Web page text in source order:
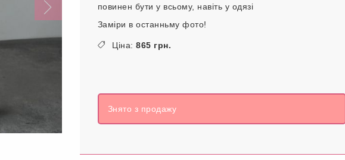
повинен бути у всьому, навіть у одязі
Заміри в останньму фото!
Ціна: 865 грн.
Знято з продажу